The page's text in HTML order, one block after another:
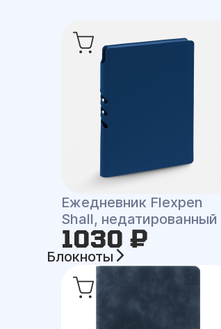
Ежедневник Flexpen
Shall, недатированный
1030 ₽
Блокноты